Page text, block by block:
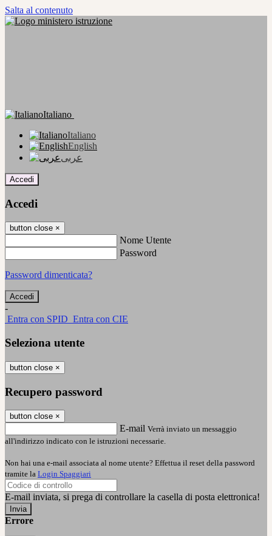
Salta al contenuto
Italiano
Italiano
English
عربى
Accedi
Accedi
button close ×
Nome Utente
Password
Password dimenticata?
-
Entra con SPID Entra con CIE
Seleziona utente
button close ×
Recupero password
button close ×
E-mail Verrà inviato un messaggio
all'indirizzo indicato con le istruzioni necessarie.
Non hai una e-mail associata al nome utente? Effettua il reset della password
tramite la Login Spaggiari
E-mail inviata, si prega di controllare la casella di posta elettronica!
Errore